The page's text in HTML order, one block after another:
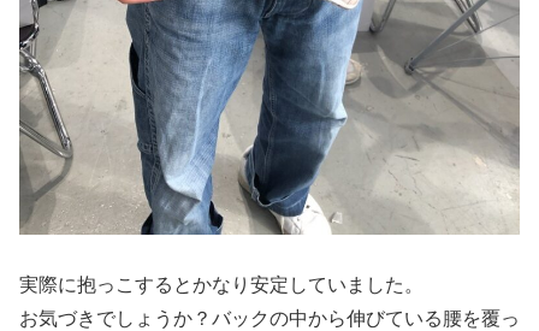
実際に抱っこするとかなり安定していました。
お気づきでしょうか？バックの中から伸びている腰を覆っ